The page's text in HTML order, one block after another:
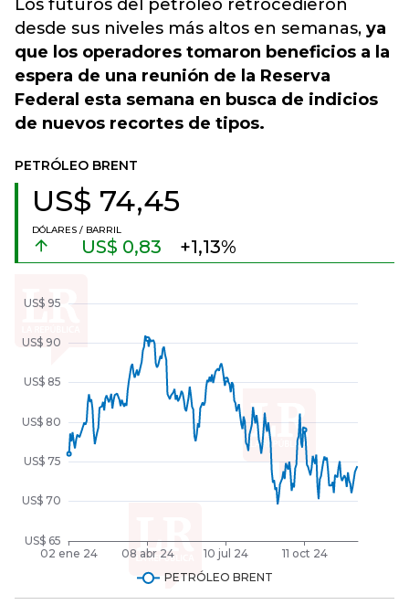
Los futuros del petróleo retrocedieron
desde sus niveles más altos en semanas, ya
que los operadores tomaron beneficios a la
espera de una reunión de la Reserva
Federal esta semana en busca de indicios
de nuevos recortes de tipos.